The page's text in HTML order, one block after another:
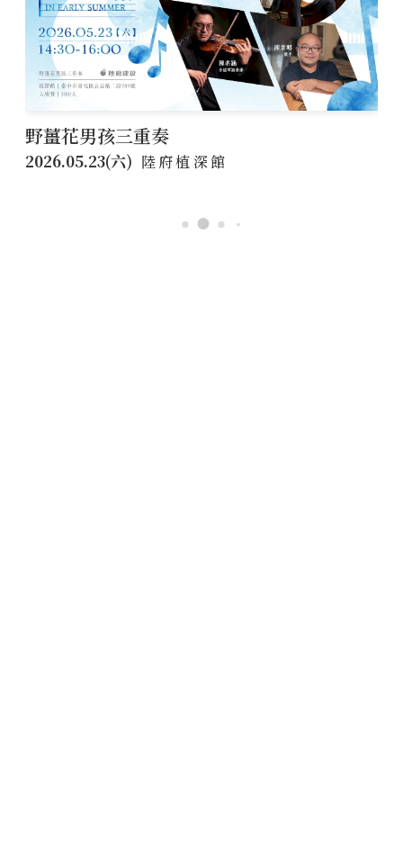
野薑花男孩三重奏
2026.05.23(六) 陸府植深館